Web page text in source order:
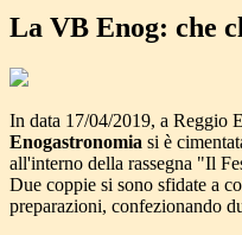
La VB Enog: che
In data 17/04/2019, a Reggio
Enogastronomia si è
all'interno della rassegna "Il
Due coppie si sono sfidate a
preparazioni, confezionando